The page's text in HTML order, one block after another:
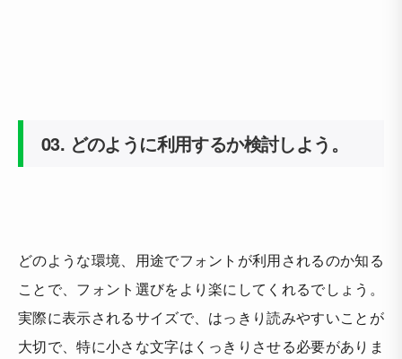
03. どのように利用するか検討しよう。
どのような環境、用途でフォントが利用されるのか知る
ことで、フォント選びをより楽にしてくれるでしょう。
実際に表示されるサイズで、はっきり読みやすいことが
大切で、特に小さな文字はくっきりさせる必要がありま